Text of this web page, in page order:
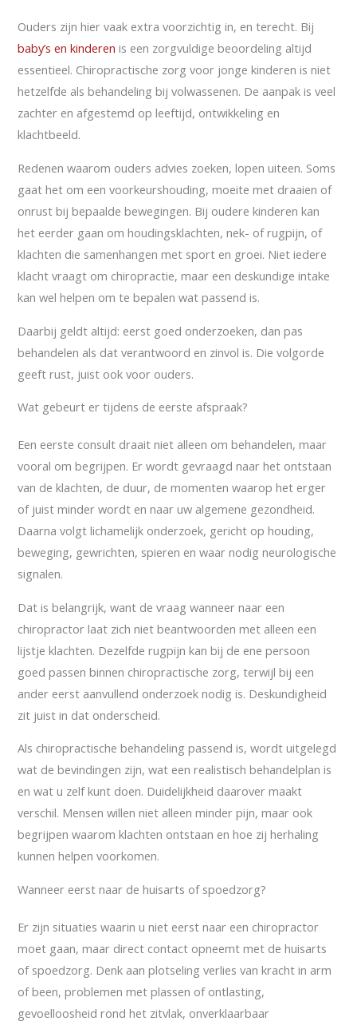
Ouders zijn hier vaak extra voorzichtig in, en terecht. Bij
baby’s en kinderen is een zorgvuldige beoordeling altijd
essentieel. Chiropractische zorg voor jonge kinderen is niet
hetzelfde als behandeling bij volwassenen. De aanpak is veel
zachter en afgestemd op leeftijd, ontwikkeling en
klachtbeeld.
Redenen waarom ouders advies zoeken, lopen uiteen. Soms
gaat het om een voorkeurshouding, moeite met draaien of
onrust bij bepaalde bewegingen. Bij oudere kinderen kan
het eerder gaan om houdingsklachten, nek- of rugpijn, of
klachten die samenhangen met sport en groei. Niet iedere
klacht vraagt om chiropractie, maar een deskundige intake
kan wel helpen om te bepalen wat passend is.
Daarbij geldt altijd: eerst goed onderzoeken, dan pas
behandelen als dat verantwoord en zinvol is. Die volgorde
geeft rust, juist ook voor ouders.
Wat gebeurt er tijdens de eerste afspraak?
Een eerste consult draait niet alleen om behandelen, maar
vooral om begrijpen. Er wordt gevraagd naar het ontstaan
van de klachten, de duur, de momenten waarop het erger
of juist minder wordt en naar uw algemene gezondheid.
Daarna volgt lichamelijk onderzoek, gericht op houding,
beweging, gewrichten, spieren en waar nodig neurologische
signalen.
Dat is belangrijk, want de vraag wanneer naar een
chiropractor laat zich niet beantwoorden met alleen een
lijstje klachten. Dezelfde rugpijn kan bij de ene persoon
goed passen binnen chiropractische zorg, terwijl bij een
ander eerst aanvullend onderzoek nodig is. Deskundigheid
zit juist in dat onderscheid.
Als chiropractische behandeling passend is, wordt uitgelegd
wat de bevindingen zijn, wat een realistisch behandelplan is
en wat u zelf kunt doen. Duidelijkheid daarover maakt
verschil. Mensen willen niet alleen minder pijn, maar ook
begrijpen waarom klachten ontstaan en hoe zij herhaling
kunnen helpen voorkomen.
Wanneer eerst naar de huisarts of spoedzorg?
Er zijn situaties waarin u niet eerst naar een chiropractor
moet gaan, maar direct contact opneemt met de huisarts
of spoedzorg. Denk aan plotseling verlies van kracht in arm
of been, problemen met plassen of ontlasting,
gevoelloosheid rond het zitvlak, onverklaarbaar